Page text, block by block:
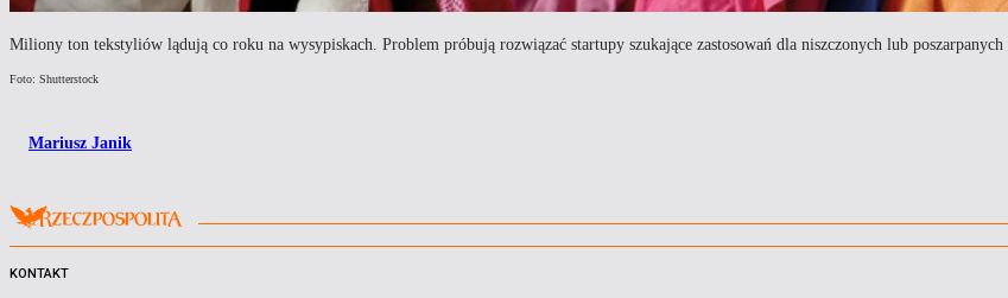
Miliony ton tekstyliów lądują co roku na wysypiskach. Problem próbują rozwiązać startupy szukające zastosowań dla niszczonych lub
Foto: Shutterstock
Mariusz Janik
KONTAKT